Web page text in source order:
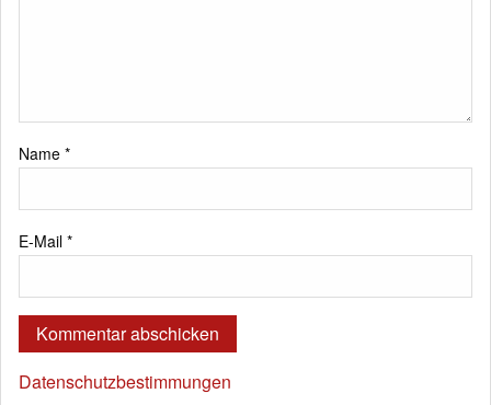
Name *
E-Mail *
Datenschutzbestimmungen